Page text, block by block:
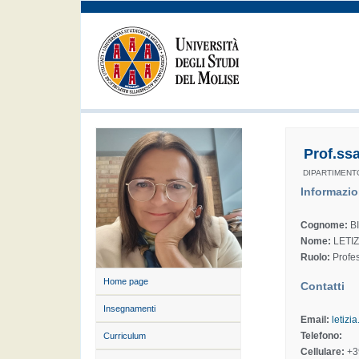
Home page
Insegnamenti
Curriculum
Cognome:
Nome:
Ruolo:
Contatti
Email:
Telefono:
Cellulare: